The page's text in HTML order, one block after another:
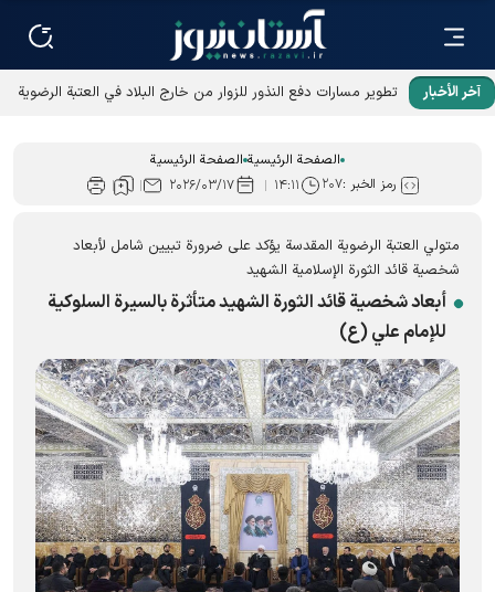
آخر الأخبار
الصفحة الرئيسية الصفحة الرئيسية
رمز الخبر :۲۰۷ ۱۴:۱۱ ۲۰۲۶/۰۳/۱۷
متولي العتبة الرضوية المقدسة يؤكد على ضرورة تبيين شامل لأبعاد
شخصية قائد الثورة الإسلامیة الشهید
أبعاد شخصية قائد الثورة الشهید متأثرة بالسيرة السلوكية
للإمام علي (ع)